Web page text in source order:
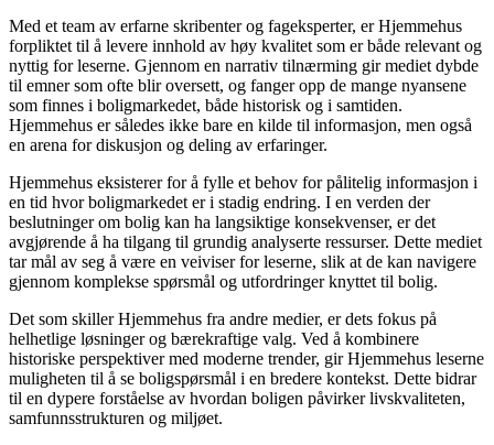
Med et team av erfarne skribenter og fageksperter, er Hjemmehus
forpliktet til å levere innhold av høy kvalitet som er både relevant og
nyttig for leserne. Gjennom en narrativ tilnærming gir mediet dybde
til emner som ofte blir oversett, og fanger opp de mange nyansene
som finnes i boligmarkedet, både historisk og i samtiden.
Hjemmehus er således ikke bare en kilde til informasjon, men også
en arena for diskusjon og deling av erfaringer.
Hjemmehus eksisterer for å fylle et behov for pålitelig informasjon i
en tid hvor boligmarkedet er i stadig endring. I en verden der
beslutninger om bolig kan ha langsiktige konsekvenser, er det
avgjørende å ha tilgang til grundig analyserte ressurser. Dette mediet
tar mål av seg å være en veiviser for leserne, slik at de kan navigere
gjennom komplekse spørsmål og utfordringer knyttet til bolig.
Det som skiller Hjemmehus fra andre medier, er dets fokus på
helhetlige løsninger og bærekraftige valg. Ved å kombinere
historiske perspektiver med moderne trender, gir Hjemmehus leserne
muligheten til å se boligspørsmål i en bredere kontekst. Dette bidrar
til en dypere forståelse av hvordan boligen påvirker livskvaliteten,
samfunnsstrukturen og miljøet.